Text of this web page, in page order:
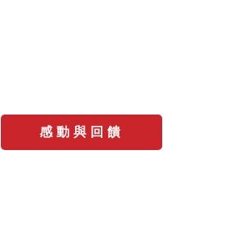
感動與回饋